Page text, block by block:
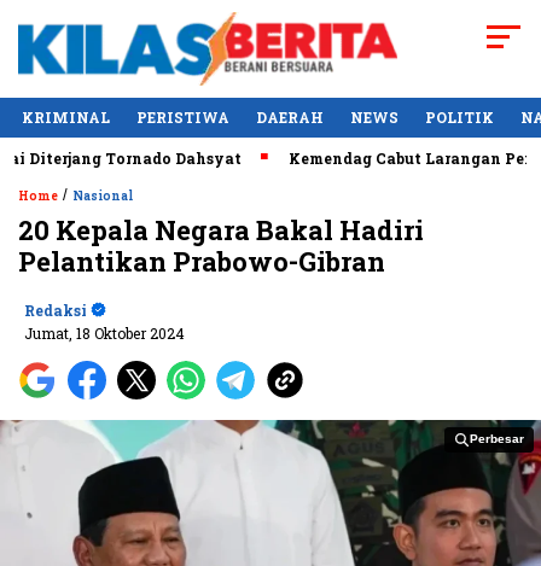
KRIMINAL PERISTIWA DAERAH NEWS POLITIK
Tornado Dahsyat Kemendag Cabut Larangan
Home / Nasional
20 Kepala Negara Bakal Hadiri
Pelantikan Prabowo-Gibran
Redaksi
Jumat, 18 Oktober 2024
Perbesar
Perbesar